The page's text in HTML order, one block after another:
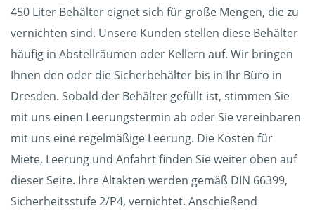
450 Liter Behälter eignet sich für große Mengen, die zu
vernichten sind. Unsere Kunden stellen diese Behälter
häufig in Abstellräumen oder Kellern auf. Wir bringen
Ihnen den oder die Sicherbehälter bis in Ihr Büro in
Dresden. Sobald der Behälter gefüllt ist, stimmen Sie
mit uns einen Leerungstermin ab oder Sie vereinbaren
mit uns eine regelmäßige Leerung. Die Kosten für
Miete, Leerung und Anfahrt finden Sie weiter oben auf
dieser Seite. Ihre Altakten werden gemäß DIN 66399,
Sicherheitsstufe 2/P4, vernichtet. Anschießend